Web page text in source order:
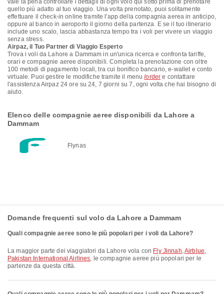
vale la pena controllare i dettagli di ogni volo qui sotto prima di prenotare
quello più adatto al tuo viaggio. Una volta prenotato, puoi solitamente
effettuare il check-in online tramite l'app della compagnia aerea in anticipo,
oppure al banco in aeroporto il giorno della partenza. E se il tuo itinerario
include uno scalo, lascia abbastanza tempo tra i voli per vivere un viaggio
senza stress.
Airpaz, il Tuo Partner di Viaggio Esperto
Trova i voli da Lahore a Dammam in un'unica ricerca e confronta tariffe,
orari e compagnie aeree disponibili. Completa la prenotazione con oltre
100 metodi di pagamento locali, tra cui bonifico bancario, e-wallet e conto
virtuale. Puoi gestire le modifiche tramite il menu/order e contattare
l'assistenza Airpaz 24 ore su 24, 7 giorni su 7, ogni volta che hai bisogno di
aiuto.
Elenco delle compagnie aeree disponibili da Lahore a
Dammam
Flynas
Domande frequenti sul volo da Lahore a Dammam
Quali compagnie aeree sono le più popolari per i voli da Lahore?
La maggior parte dei viaggiatori da Lahore vola con Fly Jinnah,Airblue,
Pakistan International Airlines, le compagnie aeree più popolari per le
partenze da questa città.